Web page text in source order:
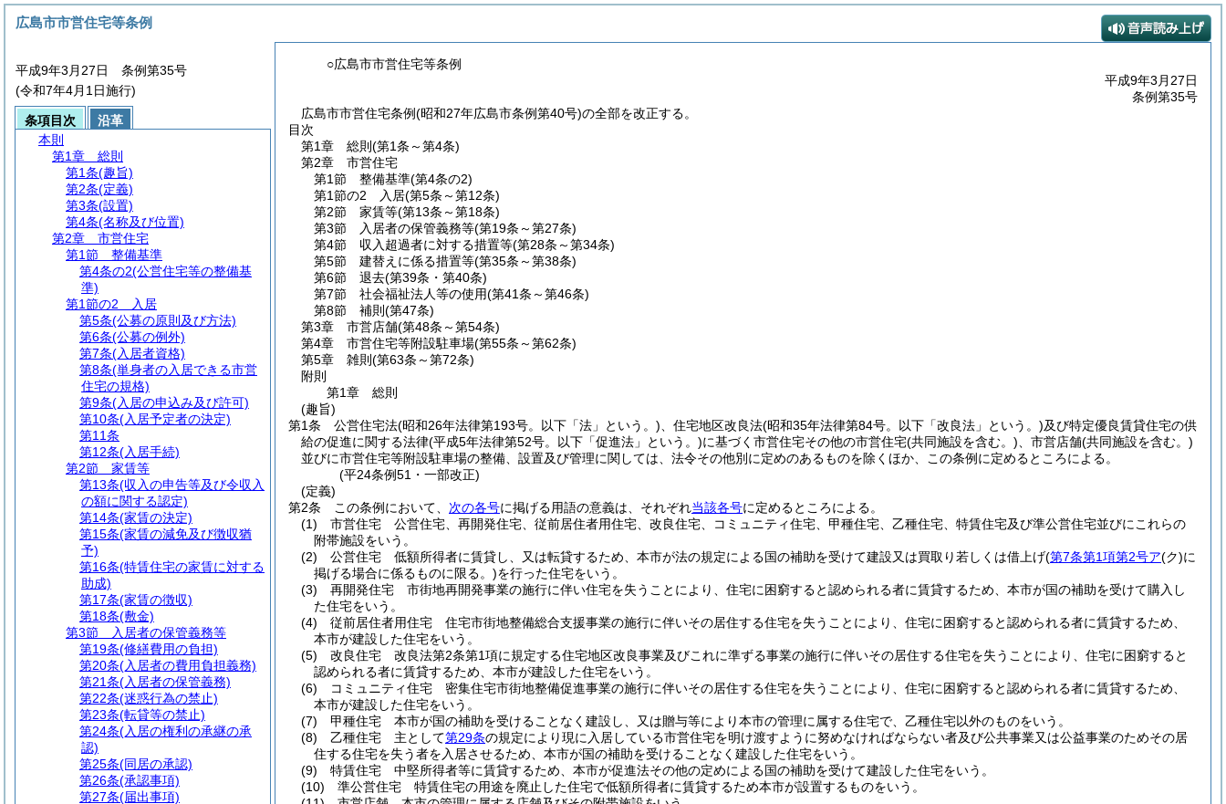
○広島市市営住宅等条例
平成9年3月27日
条例第35号
広島市市営住宅条例(昭和27年広島市条例第40号)の全部を改正する。
目次
第1章
総則 (第1条～第4条)
第2章
市営住宅
第1節
整備基準(第4条の2)
第1節の2
入居(第5条～第12条)
第2節
家賃等(第13条～第18条)
第3節
入居者の保管義務等(第19条～第27条)
第4節
収入超過者に対する措置等(第28条～第34条)
第5節
建替えに係る措置等(第35条～第38条)
第6節
退去(第39条・第40条)
第7節
社会福祉法人等の使用(第41条～第46条)
第8節
補則 (第47条)
第3章
市営店舗(第48条～第54条)
第4章
市営住宅等附設駐車場(第55条～第62条)
第5章
雑則 (第63条～第72条)
附則
第1章
総則
(趣旨)
第1条
公営住宅法(昭和26年法律第193号。以下「法」という。) 、住宅地区改良法(昭和35年法律第84号。以下「改良法」という。)及び特定優良賃貸住宅の供
給の促進に関する法律(平成5年法律第52号。以下「促進法」という。)に基づく市営住宅その他の市営住宅(共同施設を含む。) 、市営店舗(共同施設を含む。)
並びに市営住宅等附設駐車場の整備、設置及び管理に関しては、法令その他別に定めのあるものを除くほか、この条例に定めるところによる。
(平24条例51・一部改正)
(定義)
第2条
この条例において、 次の各号に掲げる用語の意義は、それぞれ当該各号に定めるところによる。
(1)
市営住宅 公営住宅、再開発住宅、従前居住者用住宅、改良住宅、コミュニティ住宅、甲種住宅、乙種住宅、特賃住宅及び準公営住宅並びにこれらの
附帯施設をいう。
(2)
公営住宅 低額所得者に賃貸し、又は転貸するため、本市が法の規定による国の補助を受けて建設又は買取り若しくは借上げ(第7条第1項第2号ア(ク)に
掲げる場合に係るものに限る。)を行った住宅をいう。
(3)
再開発住宅 市街地再開発事業の施行に伴い住宅を失うことにより、住宅に困窮すると認められる者に賃貸するため、本市が国の補助を受けて購入し
た住宅をいう。
(4)
従前居住者用住宅 住宅市街地整備総合支援事業の施行に伴いその居住する住宅を失うことにより、住宅に困窮すると認められる者に賃貸するため、
本市が建設した住宅をいう。
(5)
改良住宅 改良法第2条第1項に規定する住宅地区改良事業及びこれに準ずる事業の施行に伴いその居住する住宅を失うことにより、住宅に困窮すると
認められる者に賃貸するため、本市が建設した住宅をいう。
(6)
コミュニティ住宅 密集住宅市街地整備促進事業の施行に伴いその居住する住宅を失うことにより、住宅に困窮すると認められる者に賃貸するため、
本市が建設した住宅をいう。
(7)
甲種住宅 本市が国の補助を受けることなく建設し、又は贈与等により本市の管理に属する住宅で、乙種住宅以外のものをいう。
(8)
乙種住宅 主として第29条の規定により現に入居している市営住宅を明け渡すように努めなければならない者及び公共事業又は公益事業のためその居
住する住宅を失う者を入居させるため、本市が国の補助を受けることなく建設した住宅をいう。
(9)
特賃住宅 中堅所得者等に賃貸するため、本市が促進法その他の定めによる国の補助を受けて建設した住宅をいう。
(10)
準公営住宅 特賃住宅の用途を廃止した住宅で低額所得者に賃貸するため本市が設置するものをいう。
広島市市営住宅等条例
平成9年3月27日 条例第35号
(令和7年4月1日施行)
条項目次
沿革
本則
第1章
総則
第1条(趣旨)
第2条(定義)
第3条(設置)
第4条(名称及び位置)
第2章
市営住宅
第1節
整備基準
第4条の2(公営住宅等の整備基
準)
第1節の2
入居
第5条(公募の原則及び方法)
第6条(公募の例外)
第7条(入居者資格)
第8条(単身者の入居できる市営
住宅の規格)
第9条(入居の申込み及び許可)
第10条(入居予定者の決定)
第11条
第12条(入居手続)
第2節
家賃等
第13条(収入の申告等及び令収入
の額に関する認定)
第14条(家賃の決定)
第15条(家賃の減免及び徴収猶
予)
第16条(特賃住宅の家賃に対する
助成)
第17条(家賃の徴収)
第18条(敷金)
第3節
入居者の保管義務等
第19条(修繕費用の負担)
第20条(入居者の費用負担義務)
第21条(入居者の保管義務)
第22条(迷惑行為の禁止)
第23条(転貸等の禁止)
第24条(入居の権利の承継の承
認)
第25条(同居の承認)
第26条(承認事項)
第27条(届出事項)